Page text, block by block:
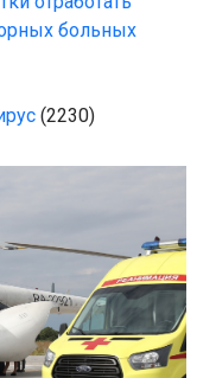
больных
(2230)